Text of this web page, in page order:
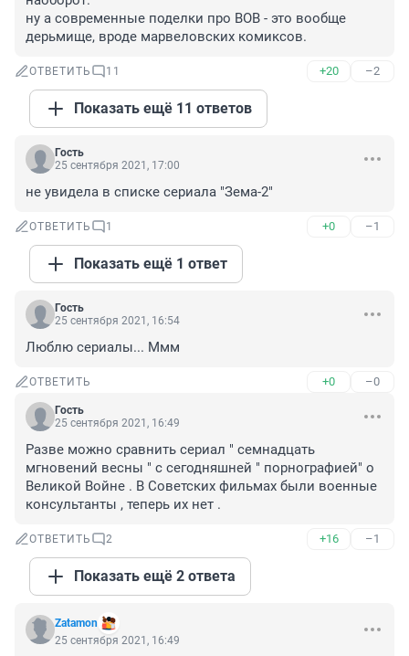
ну а современные поделки про ВОВ - это вообще
дерьмище, вроде марвеловских комиксов.
ОТВЕТИТЬ 11 +20 –2
Показать ещё 11 ответов
Гость
25 сентября 2021, 17:00
не увидела в списке сериала "Зема-2"
ОТВЕТИТЬ 1 +0 –1
Показать ещё 1 ответ
Гость
25 сентября 2021, 16:54
Люблю сериалы... Ммм
ОТВЕТИТЬ +0 –0
Гость
25 сентября 2021, 16:49
Разве можно сравнить сериал " семнадцать
мгновений весны " с сегодняшней " порнографией" о
Великой Войне . В Советских фильмах были военные
консультанты , теперь их нет .
ОТВЕТИТЬ 2 +16 –1
Показать ещё 2 ответа
Zatamon
25 сентября 2021, 16:49